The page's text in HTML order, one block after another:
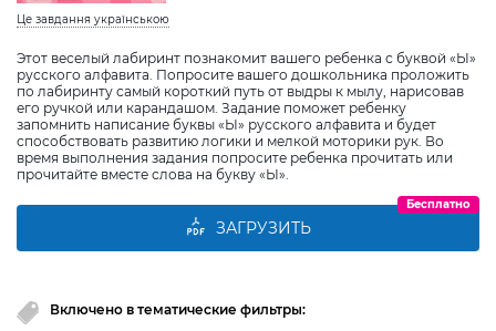
Це завдання українською
Этот веселый лабиринт познакомит вашего ребенка с буквой «Ы»
русского алфавита. Попросите вашего дошкольника проложить
по лабиринту самый короткий путь от выдры к мылу, нарисовав
его ручкой или карандашом. Задание поможет ребенку
запомнить написание буквы «Ы» русского алфавита и будет
способствовать развитию логики и мелкой моторики рук. Во
время выполнения задания попросите ребенка прочитать или
прочитайте вместе слова на букву «Ы».
ЗАГРУЗИТЬ
Бесплатно
Включено в тематические фильтры: